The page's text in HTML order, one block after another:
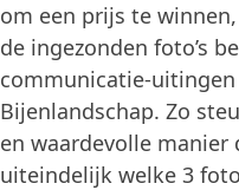
om een prijs te
de ingezonden foto’s
communicatie-uitingen
Bijenlandschap. Zo
en waardevolle
uiteindelijk welke 3